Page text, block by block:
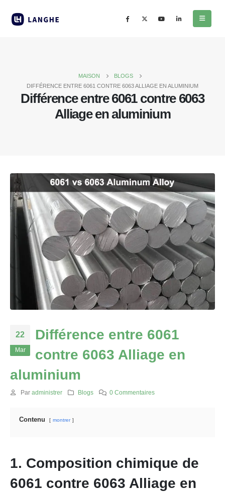
MAISON
BLOGS
DIFFÉRENCE ENTRE 6061 CONTRE 6063 ALLIAGE EN ALUMINIUM
Différence entre 6061 contre 6063
Alliage en aluminium
22
Mar
Différence entre 6061
contre 6063 Alliage en
aluminium
Par administrer Blogs 0 Commentaires
Contenu montrer
1. Composition chimique de
6061 contre 6063 Alliage en